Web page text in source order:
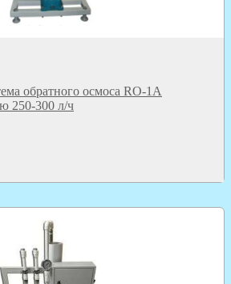
обратного осмоса RO-1A
250-300 л/ч